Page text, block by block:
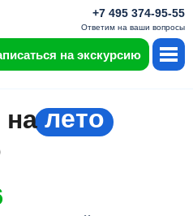
+7 495 374-95-55
Ответим на ваши вопросы
на экскурсию
на лето